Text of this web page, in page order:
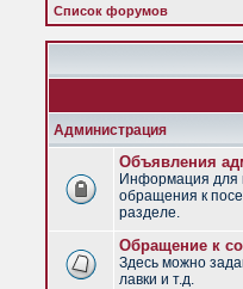
Список форумов
Администрация
Объявления
Информация для
обращения к
разделе.
Обращение к
Здесь можно
лавки и т.д.